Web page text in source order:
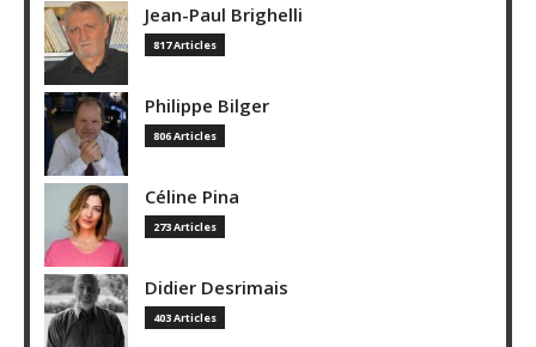
Jean-Paul Brighelli
817 Articles
Philippe Bilger
806 Articles
Céline Pina
273 Articles
Didier Desrimais
403 Articles